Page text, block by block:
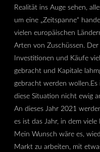
Realität ins Auge sehen,
um eine „Zeitspanne“
vielen europäischen
Arten von Zuschüssen.
Investitionen und Käufe
gebracht und Kapitale
gebracht werden wollen.Es
diese Situation nicht ewig
An dieses Jahr 2021
es ist das Jahr, in dem
Mein Wunsch wäre es,
Markt zu arbeiten, mit